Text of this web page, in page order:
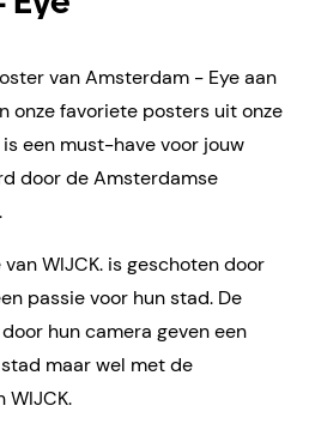
van Amsterdam - Eye aan
onze favoriete posters uit onze
een must-have voor jouw
door de Amsterdamse
WIJCK. is geschoten door
passie voor hun stad. De
hun camera geven een
maar wel met de
WIJCK.